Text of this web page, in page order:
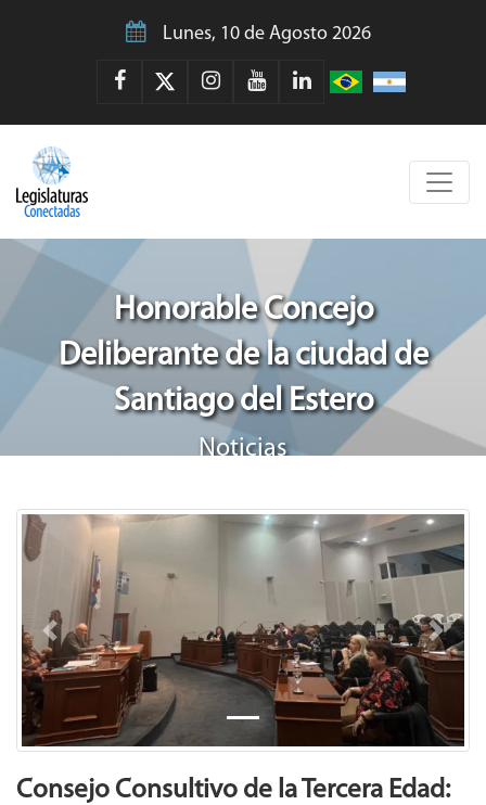
Lunes, 10 de Agosto 2026
Honorable Concejo
Deliberante de la ciudad de
Santiago del Estero
Noticias
Previous Next
Consejo Consultivo de la Tercera Edad: